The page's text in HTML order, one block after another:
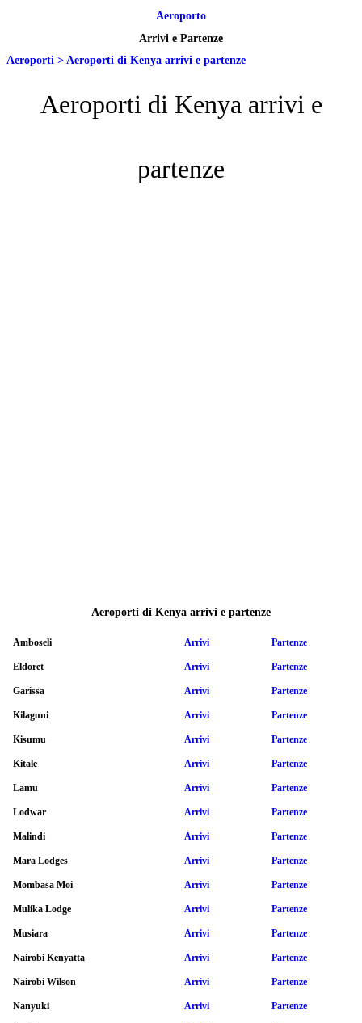
Aeroporto
Arrivi e Partenze
Aeroporti > Aeroporti di Kenya arrivi e partenze
Aeroporti di Kenya arrivi e
partenze
Aeroporti di Kenya arrivi e partenze
Amboseli Arrivi Partenze
Eldoret Arrivi Partenze
Garissa Arrivi Partenze
Kilaguni Arrivi Partenze
Kisumu Arrivi Partenze
Kitale Arrivi Partenze
Lamu Arrivi Partenze
Lodwar Arrivi Partenze
Malindi Arrivi Partenze
Mara Lodges Arrivi Partenze
Mombasa Moi Arrivi Partenze
Mulika Lodge Arrivi Partenze
Musiara Arrivi Partenze
Nairobi Kenyatta Arrivi Partenze
Nairobi Wilson Arrivi Partenze
Nanyuki Arrivi Partenze